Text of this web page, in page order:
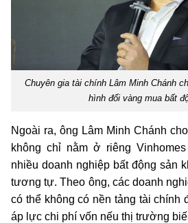
Chuyên gia tài chính Lâm Minh Chánh
hình đổi vàng mua bất
Ngoài ra, ông Lâm Minh Chánh
không chỉ nằm ở riêng
nhiều doanh nghiệp bất động sản
tương tự. Theo ông, các doanh
có thể không có nền tảng tài chính
áp lực chi phí vốn nếu thị trường